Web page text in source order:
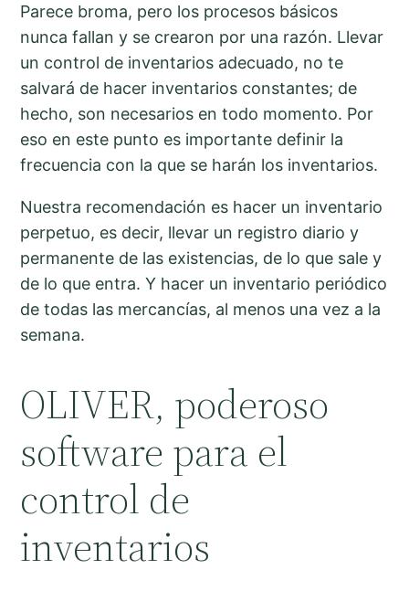
Parece broma, pero los procesos básicos
nunca fallan y se crearon por una razón. Llevar
un control de inventarios adecuado, no te
salvará de hacer inventarios constantes; de
hecho, son necesarios en todo momento. Por
eso en este punto es importante definir la
frecuencia con la que se harán los inventarios.
Nuestra recomendación es hacer un inventario
perpetuo, es decir, llevar un registro diario y
permanente de las existencias, de lo que sale y
de lo que entra. Y hacer un inventario periódico
de todas las mercancías, al menos una vez a la
semana.
OLIVER, poderoso
software para el
control de
inventarios